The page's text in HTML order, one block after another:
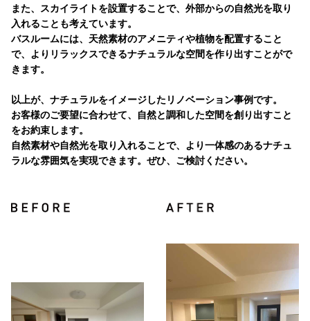
また、スカイライトを設置することで、外部からの自然光を取り
入れることも考えています。
バスルームには、天然素材のアメニティや植物を配置すること
で、よりリラックスできるナチュラルな空間を作り出すことがで
きます。
以上が、ナチュラルをイメージしたリノベーション事例です。
お客様のご要望に合わせて、自然と調和した空間を創り出すこと
をお約束します。
自然素材や自然光を取り入れることで、より一体感のあるナチュ
ラルな雰囲気を実現できます。ぜひ、ご検討ください。